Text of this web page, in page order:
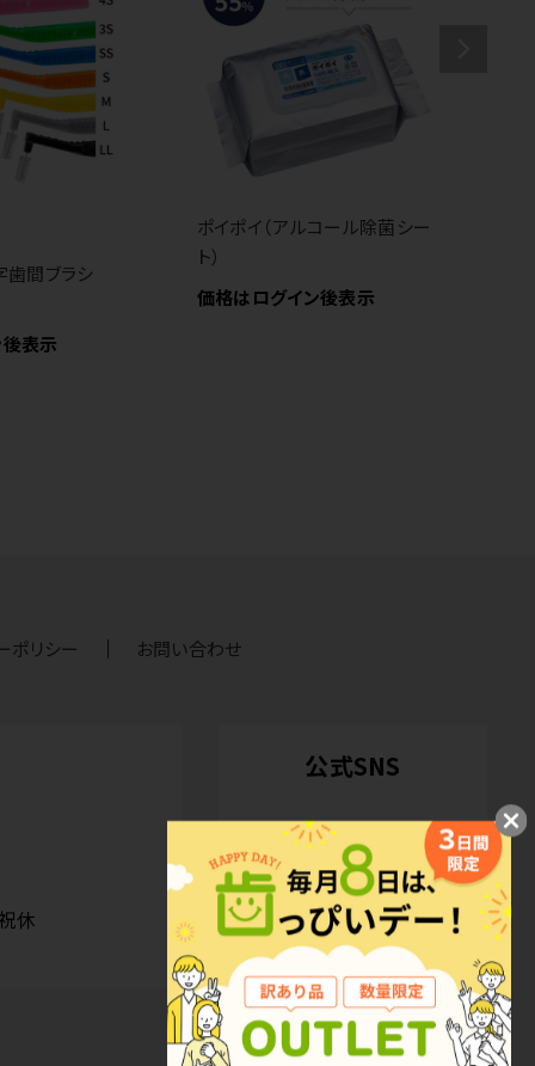
歯間ブラシ
表示
ポイポイ（アルコール除菌シー
ト）
価格はログイン後表示
ポリシー お問い合わせ
休
公式SNS